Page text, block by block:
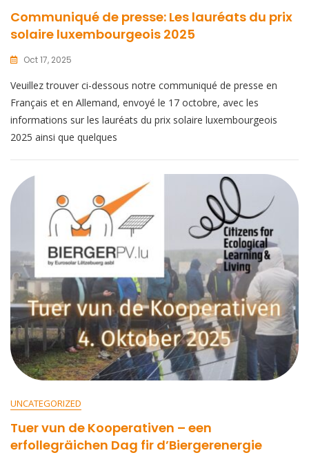
Communiqué de presse: Les lauréats du prix
solaire luxembourgeois 2025
Oct 17, 2025
Veuillez trouver ci-dessous notre communiqué de presse en
Français et en Allemand, envoyé le 17 octobre, avec les
informations sur les lauréats du prix solaire luxembourgeois
2025 ainsi que quelques
UNCATEGORIZED
Tuer vun de Kooperativen – een
erfollegräichen Dag fir d’Biergerenergie